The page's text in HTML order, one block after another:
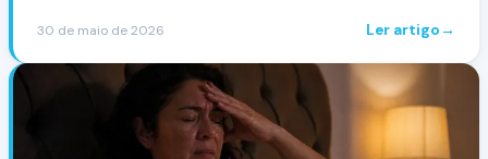
30 de maio de 2026 Ler artigo→